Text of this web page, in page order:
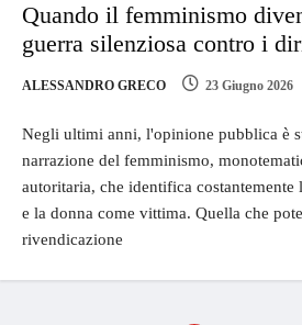
Quando il femminismo
guerra silenziosa contro i
ALESSANDRO GRECO 23 Giugno 2026
Negli ultimi anni, l'opinione pubblica è
narrazione del femminismo,
autoritaria, che identifica
e la donna come vittima. Quella che
rivendicazione